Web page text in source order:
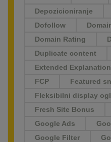
Depozicioniranje
Dofollow
Domain Rating
Duplicate content
Extended
FCP
Featured
Fleksibilni display
Fresh Site Bonus
Google Ads
Google Filter